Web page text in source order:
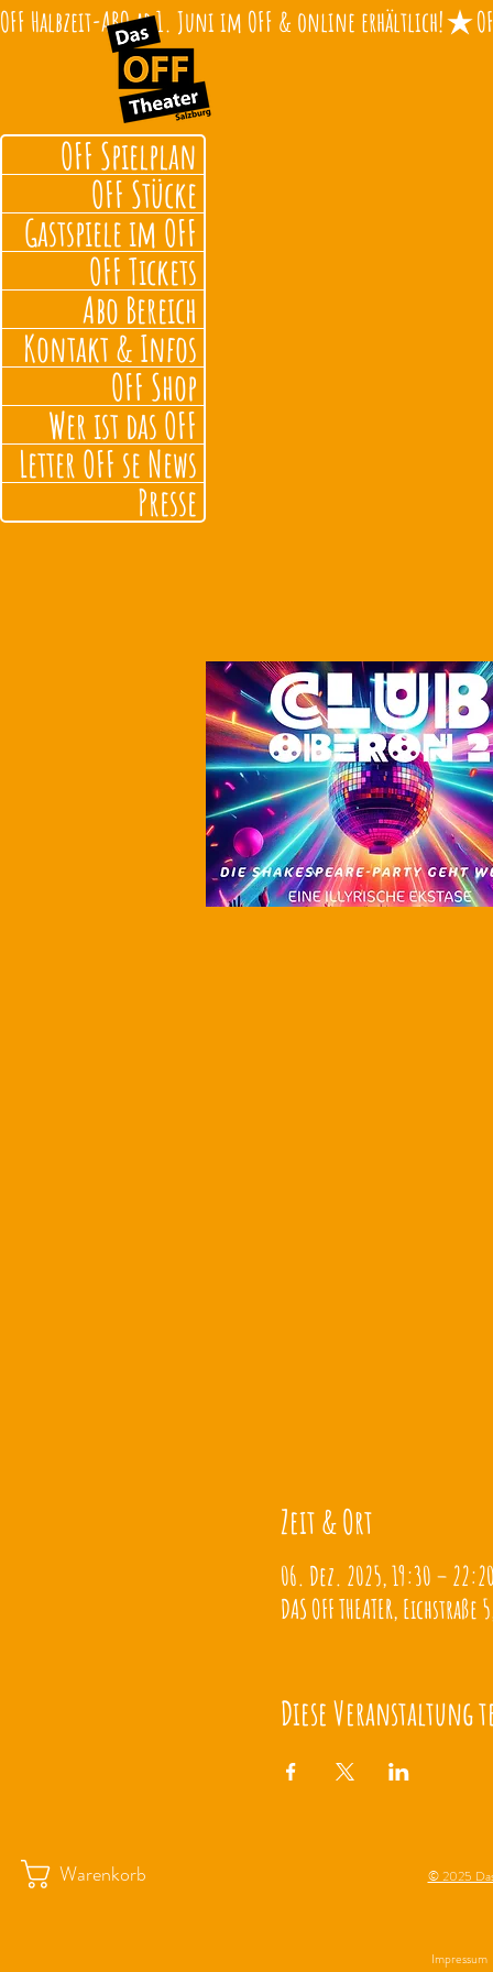
OFF Halbzeit-ABO ab 1. Juni im OFF & online erhältlich!
Zeit & Ort
06. Dez. 2025, 19:30 –
DAS OFF THEATER,
Diese Veranstaltung
OFF Spielplan
OFF Stücke
Gastspiele im OFF
OFF Tickets
Abo Bereich
Kontakt & Infos
OFF Shop
Wer ist das OFF
Letter OFF se News
Presse
Warenkorb © 2025
Impressum